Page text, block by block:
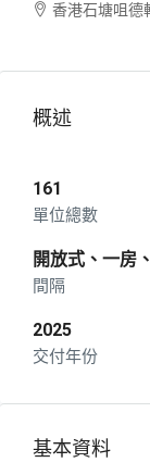
香港石塘咀德
概述
161
單位總數
開放式、一房
間隔
2025
交付年份
基本資料